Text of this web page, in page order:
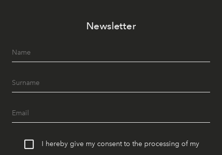
Newsletter
I hereby give my consent to the processing of my